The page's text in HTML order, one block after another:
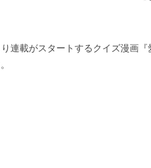
連載がスタートするクイズ漫画